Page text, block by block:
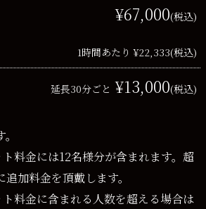
¥67,000(税込)
1時間あたり ¥22,333(税込)
延長30分ごと ¥13,000(税込)
料金には12名様分が含まれます。超
加料金を頂戴します。
料金に含まれる人数を超える場合は